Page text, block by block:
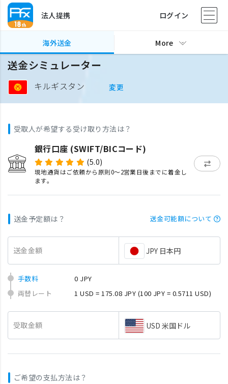
法人提携 ログイン
海外送金 More
送金シミュレーター
キルギスタン 変更
受取人が希望する受け取り方法は？
銀行口座 (SWIFT/BICコード)
(5.0)
現地通貨はご依頼から原則0〜2営業日後までに着金し
ます。
送金予定額は？ 送金可能額について
送金金額 JPY 日本円
手数料
0 JPY
両替レート
1 USD = 175.08 JPY (100 JPY = 0.5711 USD)
受取金額 USD 米国ドル
ご希望の支払方法は？